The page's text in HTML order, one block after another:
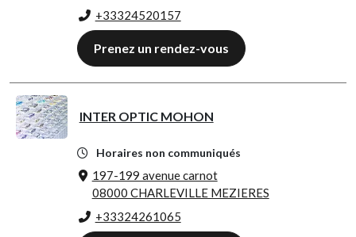
+33324520157
Prenez un rendez-vous
INTER OPTIC MOHON
Horaires non communiqués
197-199 avenue carnot
08000 CHARLEVILLE MEZIERES
+33324261065